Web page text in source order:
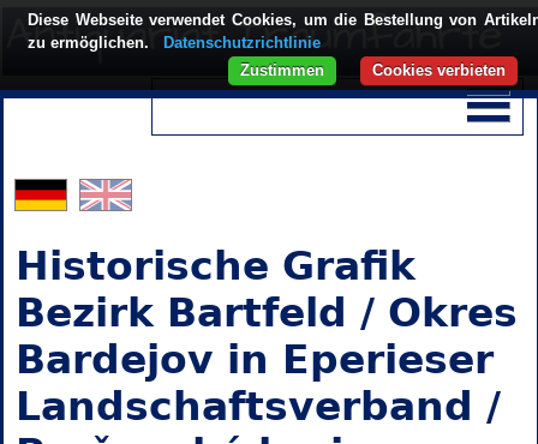
Historische Grafik
Bezirk Bartfeld / Okres
Bardejov in Eperieser
Landschaftsverband /
Diese Webseite verwendet Cookies, um die Bestellung von
zu ermöglichen.
Datenschutzrichtlinie
Cookies verbieten
Zustimmen